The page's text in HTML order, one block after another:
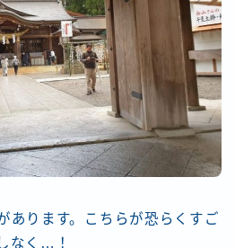
あります。こちらが恐らくすご
なく…！